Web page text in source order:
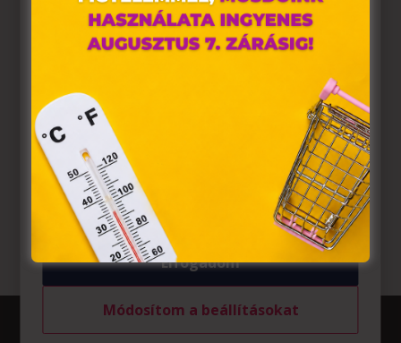
tárolnak webes böngészőjében. Ehhez az Ön
hozzájárulása szükséges.
A „sütiket" az elektronikus hírközlésről szóló 2003. évi C.
törvény, az elektronikus kereskedelmi szolgáltatások, az
információs társadalommal összefüggő szolgáltatások
egyes kérdéseiről szóló 2001. évi CVIII. törvény, valamint
az Európai Unió előírásainak megfelelően használjuk.
Azon weblapoknak, melyek az Európai Unió országain
belül működnek, a „sütik" használatához, és ezeknek a
felhasználó számítógépén vagy egyéb eszközén történő
tárolásához a felhasználók hozzájárulását kell kérniük.
Elfogadom
Módosítom a beállításokat